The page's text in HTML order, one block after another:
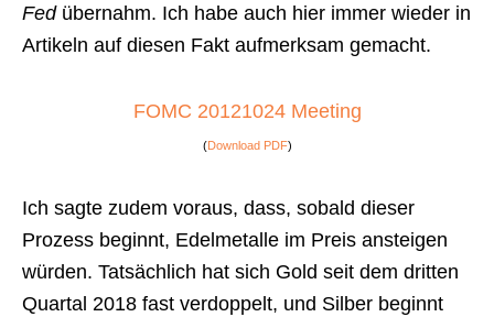
Fedübernahm. Ich habe auch hier immer wieder in
Artikeln auf diesen Fakt aufmerksam gemacht.
FOMC 20121024 Meeting
(Download PDF)
Ich sagte zudem voraus, dass, sobald dieser
Prozess beginnt, Edelmetalle im Preis ansteigen
würden. Tatsächlich hat sich Gold seit dem dritten
Quartal 2018 fast verdoppelt, und Silber beginnt